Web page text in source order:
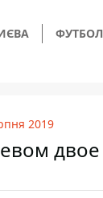
ФУТБОЛ
2019
двое